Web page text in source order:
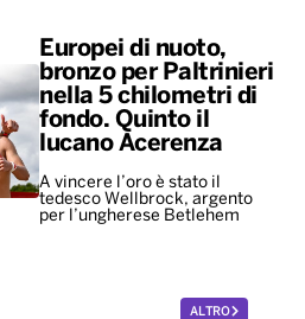
Europei di nuoto,
bronzo per Paltrinieri
nella 5 chilometri di
fondo. Quinto il
lucano Acerenza
A vincere l’oro è stato il
tedesco Wellbrock, argento
per l’ungherese Betlehem
ALTRO